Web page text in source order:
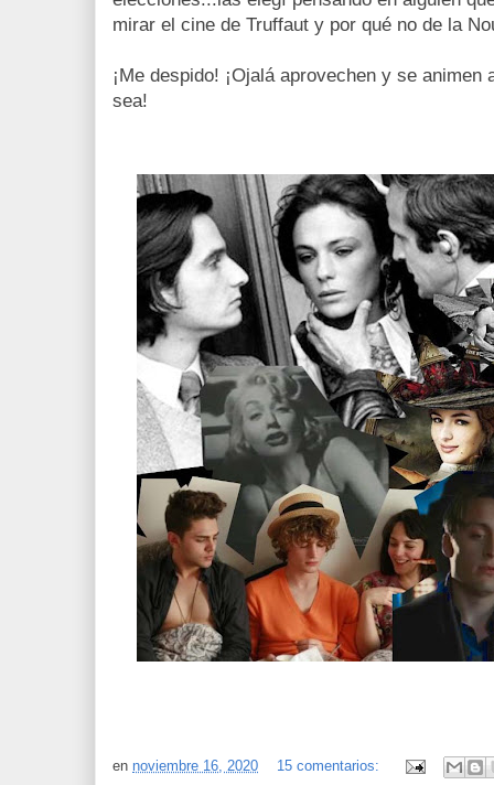
mirar el cine de Truffaut y por qué no de la
¡Me despido! ¡Ojalá aprovechen y se
sea!
en noviembre 16, 2020 15 comentarios: